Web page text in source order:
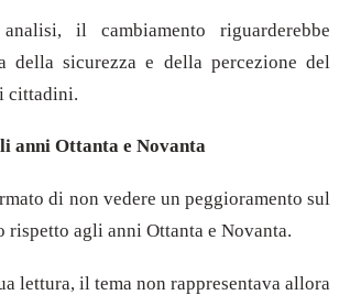
il cambiamento riguarderebbe
della sicurezza e della percezione del
cittadini.
anni Ottanta e Novanta
di non vedere un peggioramento sul
rispetto agli anni Ottanta e Novanta.
lettura, il tema non rappresentava allora